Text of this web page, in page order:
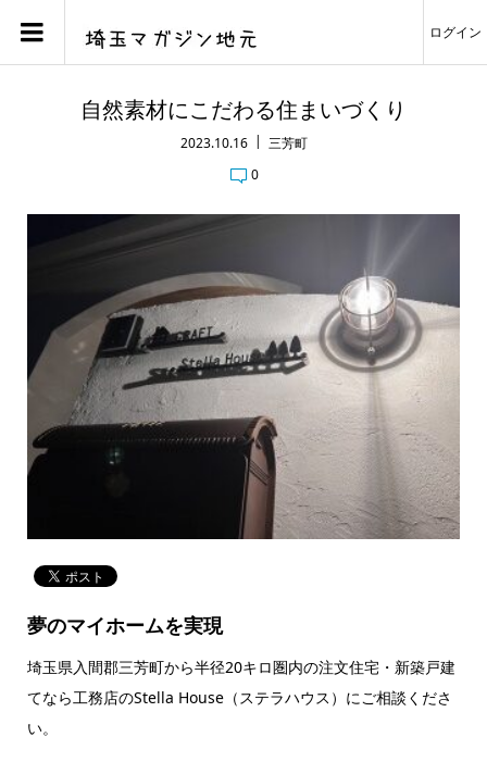
ログイン
自然素材にこだわる住まいづくり
2023.10.16
三芳町
0
夢のマイホームを実現
埼玉県入間郡三芳町から半径20キロ圏内の注文住宅・新築戸建
てなら工務店のStella House（ステラハウス）にご相談くださ
い。